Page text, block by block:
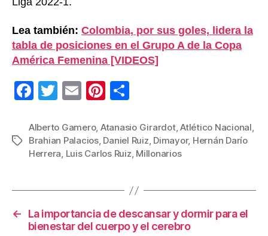
Lea también: Colombia, por sus goles, lidera la
tabla de posiciones en el Grupo A de la Copa
América Femenina [VIDEOS]
F
c
e
o
o
k
T
tt
er
E
ail
Pi
er
e
m
p
tir
Etiquetas
Alberto Gamero, Atanasio Girardot,Atlético Nacional,
Brahian Palacios, Daniel Ruiz, Dimayor, Hernán Darío
Herrera, Luis Carlos Ruiz, Millonarios
←
La importancia de descansar y dormir para el
bienestar del cuerpo y el cerebro